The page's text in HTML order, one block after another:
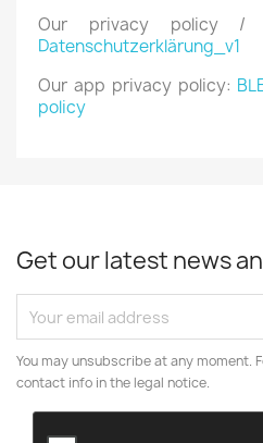
Our privacy policy /
Datenschutzerklärung_v1
Our app privacy policy:
policy
Get our latest news
You may unsubscribe at any moment.
contact info in the legal notice.